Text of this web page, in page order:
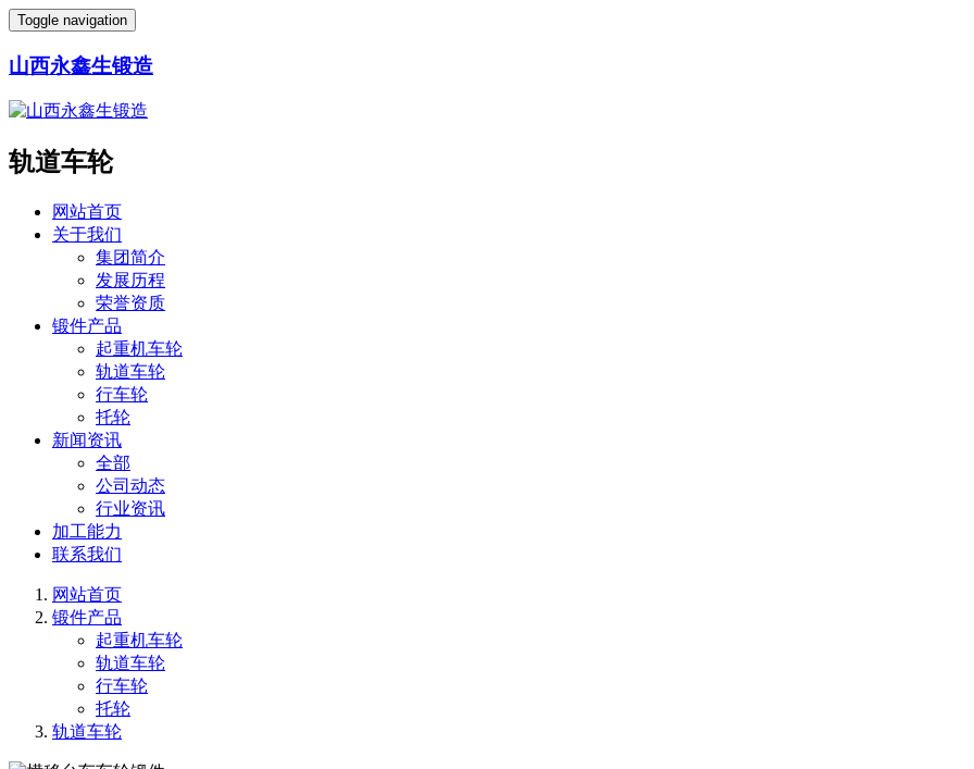
Toggle navigation
山西永鑫生锻造
轨道车轮
网站首页
关于我们
集团简介
发展历程
荣誉资质
锻件产品
起重机车轮
轨道车轮
行车轮
托轮
新闻资讯
全部
公司动态
行业资讯
加工能力
联系我们
网站首页
锻件产品
起重机车轮
轨道车轮
行车轮
托轮
轨道车轮